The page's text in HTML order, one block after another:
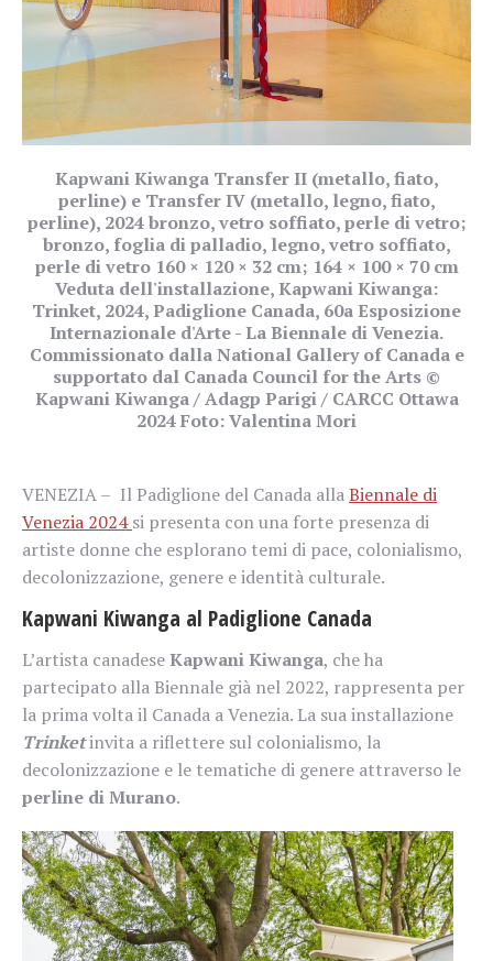
Kapwani Kiwanga Transfer II (metallo, fiato,
perline) e Transfer IV (metallo, legno, fiato,
perline), 2024 bronzo, vetro soffiato, perle di vetro;
bronzo, foglia di palladio, legno, vetro soffiato,
perle di vetro 160 × 120 × 32 cm; 164 × 100 × 70 cm
Veduta dell'installazione, Kapwani Kiwanga:
Trinket, 2024, Padiglione Canada, 60a Esposizione
Internazionale d'Arte - La Biennale di Venezia.
Commissionato dalla National Gallery of Canada e
supportato dal Canada Council for the Arts ©
Kapwani Kiwanga / Adagp Parigi / CARCC Ottawa
2024 Foto: Valentina Mori
VENEZIA – Il Padiglione del Canada allaBiennale di
Venezia 2024si presenta con una forte presenza di
artiste donne che esplorano temi di pace, colonialismo,
decolonizzazione, genere e identità culturale.
Kapwani Kiwanga al Padiglione Canada
L’artista canadeseKapwani Kiwanga, che ha
partecipato alla Biennale già nel 2022, rappresenta per
la prima volta il Canada a Venezia. La sua installazione
Trinketinvita a riflettere sul colonialismo, la
decolonizzazione e le tematiche di genere attraverso le
perline di Murano.